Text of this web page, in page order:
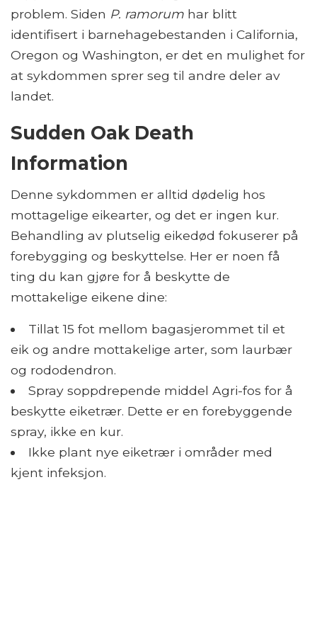
problem. Siden P. ramorum har blitt
identifisert i barnehagebestanden i California,
Oregon og Washington, er det en mulighet for
at sykdommen sprer seg til andre deler av
landet.
Sudden Oak Death
Information
Denne sykdommen er alltid dødelig hos
mottagelige eikearter, og det er ingen kur.
Behandling av plutselig eikedød fokuserer på
forebygging og beskyttelse. Her er noen få
ting du kan gjøre for å beskytte de
mottakelige eikene dine:
Tillat 15 fot mellom bagasjerommet til et
eik og andre mottakelige arter, som laurbær
og rododendron.
Spray soppdrepende middel Agri-fos for å
beskytte eiketrær. Dette er en forebyggende
spray, ikke en kur.
Ikke plant nye eiketrær i områder med
kjent infeksjon.